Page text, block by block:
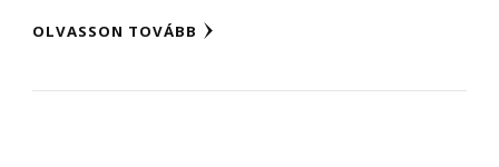
OLVASSON TOVÁBB